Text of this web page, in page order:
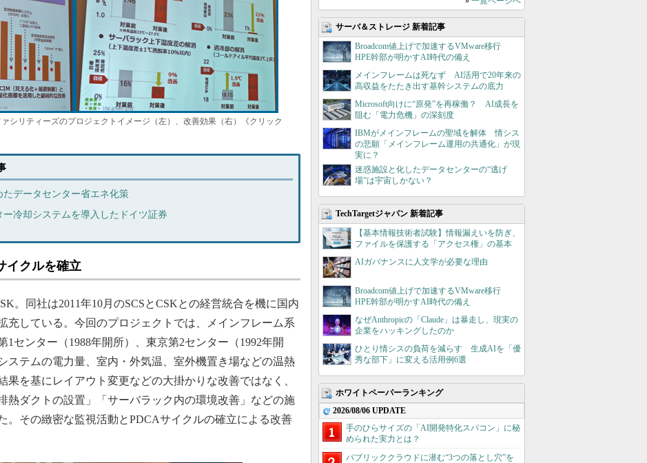
シリティーズのプロジェクトイメージ（左）、改善効果（右）《クリック
データセンター省エネ化策
冷却システムを導入したドイツ証券
イクルを確立
。同社は2011年10月のSCSとCSKとの経営統合を機に国内
充している。今回のプロジェクトでは、メインフレーム系
1センター（1988年開所）、東京第2センター（1992年開
ステムの電力量、室内・外気温、室外機置き場などの温熱
果を基にレイアウト変更などの大掛かりな改善ではなく、
熱ダクトの設置」「サーバラック内の環境改善」などの施
。その緻密な監視活動とPDCAサイクルの確立による改善
サーバ＆ストレージ 新着記事
Broadcom値上げで加速するVMware移行
HPE幹部が明かすAI時代の備え
メインフレームは死なず AI活用で20年来の
高収益をたたき出す基幹システムの底力
Microsoft向けに“原発”を再稼働？ AI成長を
阻む「電力危機」の深刻度
IBMがメインフレームの聖域を解体 情シス
の悲願「メインフレーム運用の共通化」が現
実に？
迷惑施設と化したデータセンターの“逃げ
場”は宇宙しかない？
TechTargetジャパン 新着記事
【基本情報技術者試験】情報漏えいを防ぎ、
ファイルを保護する「アクセス権」の基本
AIガバナンスに人文学が必要な理由
Broadcom値上げで加速するVMware移行
HPE幹部が明かすAI時代の備え
なぜAnthropicの「Claude」は暴走し、現実の
企業をハッキングしたのか
ひとり情シスの負荷を減らす 生成AIを「優
秀な部下」に変える活用例6選
ホワイトペーパーランキング
2026/08/06 UPDATE
手のひらサイズの「AI開発特化スパコン」に秘
められた実力とは？
パブリッククラウドに潜む“3つの落とし穴”を